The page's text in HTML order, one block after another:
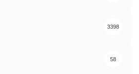
3398
58